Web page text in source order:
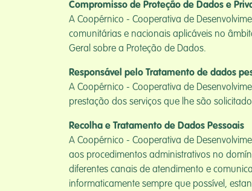
Compromisso de Proteção de Dados e
A Coopérnico - Cooperativa de
comunitárias e nacionais aplicáveis no
Geral sobre a Proteção de Dados.
Responsável pelo Tratamento de dados
A Coopérnico - Cooperativa de
prestação dos serviços que lhe são
Recolha e Tratamento de Dados Pessoais
A Coopérnico - Cooperativa de
aos procedimentos administrativos no
diferentes canais de atendimento e
informaticamente sempre que possível,